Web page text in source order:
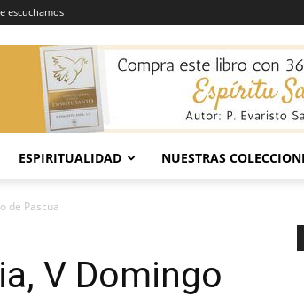
escuchamos
ESPIRITUALIDAD NUESTRAS
de Pascua
V Domingo